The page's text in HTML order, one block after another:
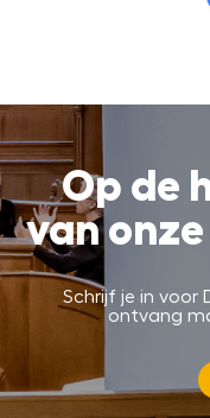
Op de
van
Schrijf je in voor
ontvang